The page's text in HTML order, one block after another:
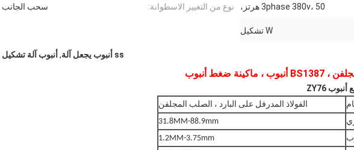
3phase 380v، 50 هرتز، نوع من التغيير الاسطوانة: سحب الجانب
W تشكيل
ss أنبوب يجعل آلة , أنبوب آلة تشكيل
الفولاذ المدرفل على البارد ، الصلب المجلفن
31.8MM-88.9mm
1.2MM-3.75mm